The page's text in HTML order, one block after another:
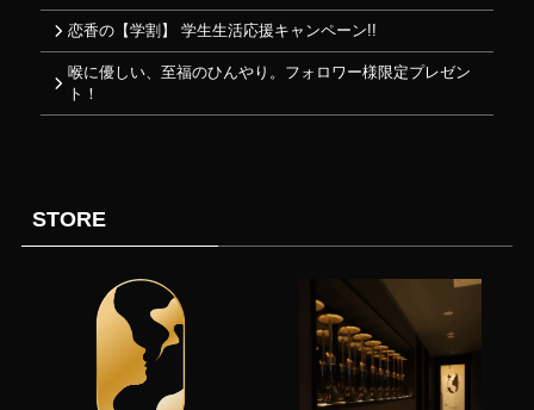
恋香の【学割】 学生生活応援キャンペーン!!
喉に優しい、至福のひんやり。フォロワー様限定プレゼン
ト！
STORE